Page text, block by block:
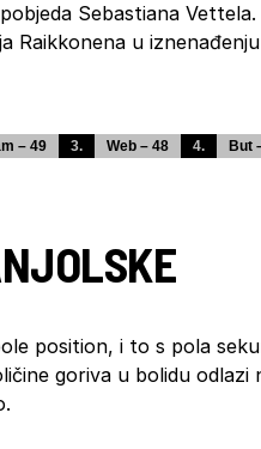
Sebastiana Vettela.
Raikkonena u
– 49 3. Web – 48 4. But
position, i to s pola
goriva u bolidu odlazi